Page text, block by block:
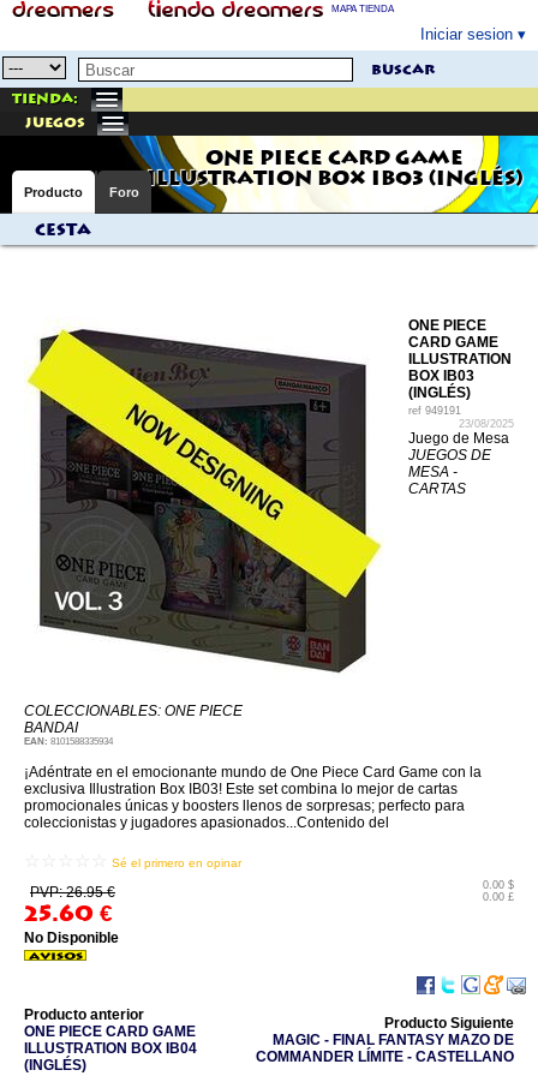
MAPA TIENDA
Iniciar sesion
buscar
Tienda:
juegos
ONE PIECE CARD GAME
ILLUSTRATION BOX IB03 (INGLÉS)
Producto Foro
Cesta
ONE PIECE
CARD GAME
ILLUSTRATION
BOX IB03
(INGLÉS)
ref 949191
23/08/2025
Juego de Mesa
JUEGOS DE
MESA -
CARTAS
COLECCIONABLES: ONE PIECE
BANDAI
EAN: 8101588335934
¡Adéntrate en el emocionante mundo de One Piece Card Game con la
exclusiva Illustration Box IB03! Este set combina lo mejor de cartas
promocionales únicas y boosters llenos de sorpresas; perfecto para
coleccionistas y jugadores apasionados...Contenido del
Sé el primero en opinar
PVP: 26.95 €
25.60 €
0.00 $
0.00 £
No Disponible
Producto anterior
ONE PIECE CARD GAME
ILLUSTRATION BOX IB04
(INGLÉS)
Producto Siguiente
MAGIC - FINAL FANTASY MAZO DE
COMMANDER LÍMITE - CASTELLANO